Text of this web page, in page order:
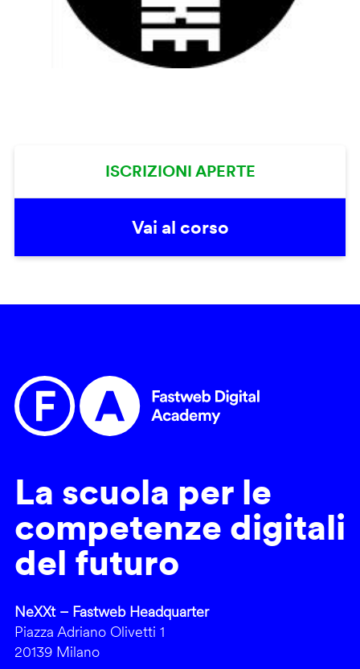
ISCRIZIONI APERTE
Vai al corso
La scuola per le
competenze digitali
del futuro
NeXXt – Fastweb Headquarter
Piazza Adriano Olivetti 1
20139 Milano